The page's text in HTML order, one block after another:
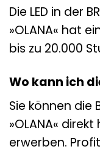
Die LED in der
»OLANA« hat
bis zu 20.000
Wo kann ich
Sie können die
»OLANA«
erwerben.